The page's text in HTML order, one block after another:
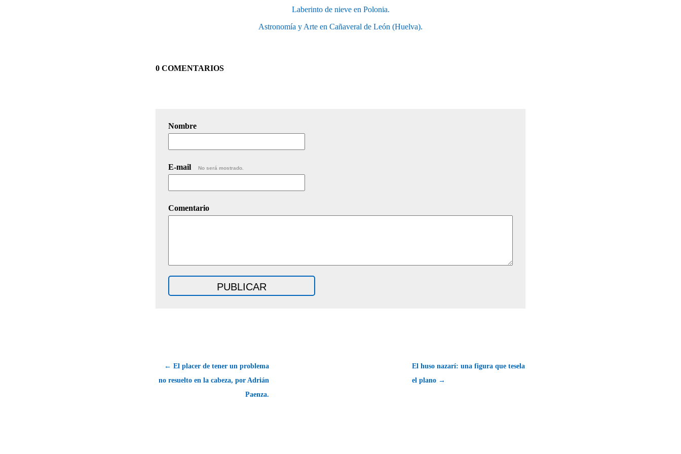
Laberinto de nieve en Polonia.
Astronomía y Arte en Cañaveral de León (Huelva).
0 COMENTARIOS
Nombre
E-mail No será mostrado.
Comentario
← El placer de tener un problema
no resuelto en la cabeza, por Adrián
Paenza.
El huso nazarí: una figura que tesela
el plano →